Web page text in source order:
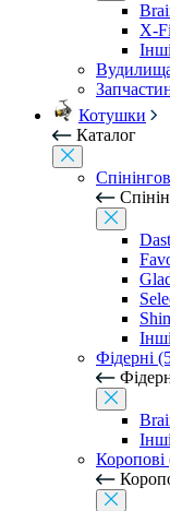
X-
Котушки
Каталог
Фідерні
Коропові